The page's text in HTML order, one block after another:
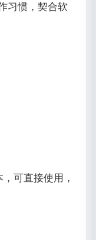
习惯，契合软
可直接使用，